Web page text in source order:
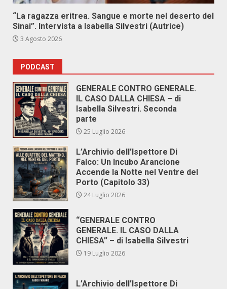
“La ragazza eritrea. Sangue e morte nel deserto del
Sinai”. Intervista a Isabella Silvestri (Autrice)
3 Agosto 2026
PODCAST
GENERALE CONTRO GENERALE.
IL CASO DALLA CHIESA – di
Isabella Silvestri. Seconda
parte
25 Luglio 2026
L’Archivio dell’Ispettore Di
Falco: Un Incubo Arancione
Accende la Notte nel Ventre del
Porto (Capitolo 33)
24 Luglio 2026
“GENERALE CONTRO
GENERALE. IL CASO DALLA
CHIESA” – di Isabella Silvestri
19 Luglio 2026
L’Archivio dell’Ispettore Di